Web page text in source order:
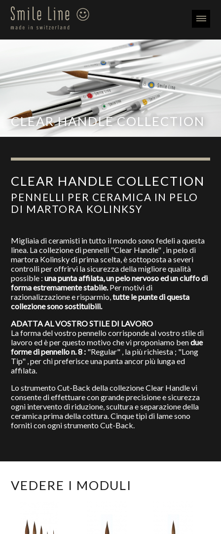
CLEAR HANDLE COLLECTION
CLEAR HANDLE COLLECTION
PENNELLI PER CERAMICA IN PELO
DI MARTORA KOLINKSY
Migliaia di ceramisti in tutto il mondo sono fedeli a questa
linea. La collezione di pennelli "Clear Handle" , in pelo di
martora Kolinsky di prima scelta, è sottoposta a severi
controlli per offrirvi la sicurezza della migliore qualità
possible :una punta affilata, un pelo nervoso ed un ciuffo di
forma estremamente stabile.Per motivi di
razionalizzazione e risparmio,tutte le punte di questa
collezione sono sostituibili.
ADATTA AL VOSTRO STILE DI LAVORO
La forma del vostro pennello corrisponde al vostro stile di
lavoro ed è per questo motivo che vi proponiamo bendue
forme di pennello n. 8 : "Regular" , la più richiesta ; "Long
Tip" , per chi preferisce una punta ancor più lunga ed
affilata.
Lo strumento Cut-Back della collezione Clear Handle vi
consente di effettuare con grande precisione e sicurezza
ogni intervento di riduzione, scultura e separazione della
ceramica prima della cottura. Cinque tipi di lame sono
forniti con ogni strumento Cut-Back.
VEDERE I MODULI